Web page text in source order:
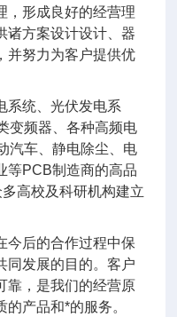
，形成良好的经营理
诸方案设计设计、器
并努力为客户提供优
系统、光伏发电系
变频器、各种高频电
汽车、静电除尘、电
等PCB制造商的高品
高校及科研机构建立
今后的合作过程中保
同发展的目的。客户
靠，是我们的经营原
产品和*的服务。